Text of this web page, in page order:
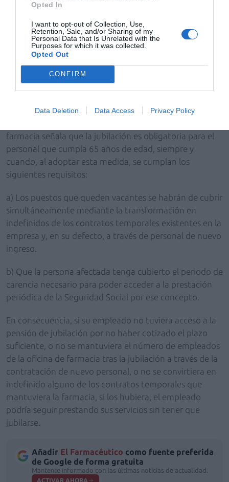
Opted In
I want to opt-out of Collection, Use,
Retention, Sale, and/or Sharing of my
Personal Data that Is Unrelated with the
Purposes for which it was collected.
Opted Out
CONFIRM
Data Deletion Data Access Privacy Policy
Uno de mis empleados va a cumplir 65 años y me ha
solicitado no jubilarse. ¿No está obligado a ello?
S.L.L. (Madrid)
farmacia señala que la jubilación es obligatoria para el
personal que cumpla 65 años de edad, siempre y
cuando, al adoptar esta medida, se cumplan los
siguientes requisitos:
a) Los puestos que queden vacantes se habrán de cubrir
simultáneamente mediante la transformación en
indefinidos de los contratos temporales existentes en la
empresa y, en su defecto, a través de personal de nuevo
ingreso.
b) Que la persona afectada tenga cubierto el periodo de
carencia necesario para poder acceder a la prestación
periódica de la Seguridad Social por ese concepto.
En consecuencia, si su empleado no tuviera acceso a la
pensión de jubilación por no haber cotizado el plazo
suficiente, o no se mantuviera el número de empleados
de la oficina de farmacia tras la jubilación a través de la
contratación de nuevo personal, o no se convirtiera en
indefinido alguno de los contratos temporales que
mantuviera la farmacia, si los hubiera, el empleado
podría seguir prestando sus servicios sin tener que
jubilarse.
Añadir El Farmacéutico como fuente preferida
de Google de forma gratuita
Mantente informado con las últimas noticias de actualidad.
ACTIVAR AHORA